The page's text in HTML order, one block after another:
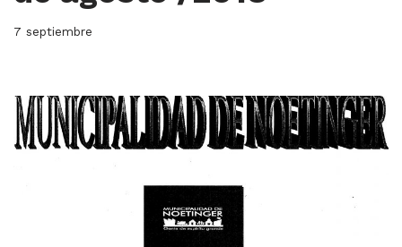
7 septiembre